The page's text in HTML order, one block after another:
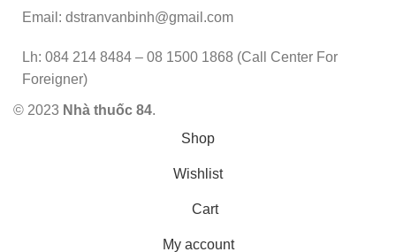
Email: dstranvanbinh@gmail.com
Lh: 084 214 8484 – 08 1500 1868 (Call Center For
Foreigner)
© 2023 Nhà thuốc 84.
Shop
Wishlist
Cart
My account